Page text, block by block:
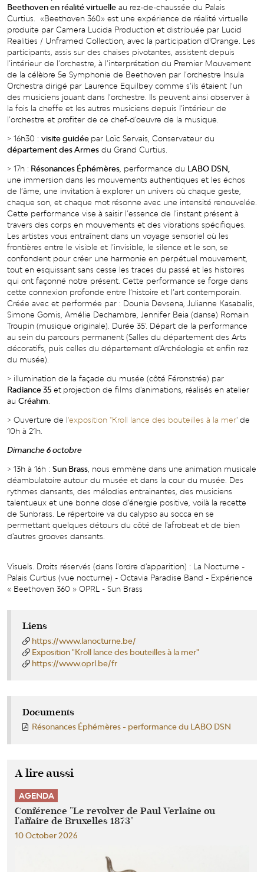
Beethoven en réalité virtuelle au rez-de-chaussée du Palais
Curtius. «Beethoven 360» est une expérience de réalité virtuelle
produite par Camera Lucida Production et distribuée par Lucid
Realities / Unframed Collection, avec la participation d'Orange. Les
participants, assis sur des chaises pivotantes, assistent depuis
l’intérieur de l’orchestre, à l’interprétation du Premier Mouvement
de la célèbre 5e Symphonie de Beethoven par l’orchestre Insula
Orchestra dirigé par Laurence Equilbey comme s’ils étaient l’un
des musiciens jouant dans l’orchestre. Ils peuvent ainsi observer à
la fois la cheffe et les autres musiciens depuis l’intérieur de
l’orchestre et profiter de ce chef-d'oeuvre de la musique.
> 16h30 : visite guidée par Loïc Servais, Conservateur du
département des Armes du Grand Curtius.
> 17h : Résonances Éphémères , performance du LABO DSN,
une immersion dans les mouvements authentiques et les échos
de l’âme, une invitation à explorer un univers où chaque geste,
chaque son, et chaque mot résonne avec une intensité renouvelée.
Cette performance vise à saisir l’essence de l’instant présent à
travers des corps en mouvements et des vibrations spécifiques.
Les artistes vous entraînent dans un voyage sensoriel où les
frontières entre le visible et l’invisible, le silence et le son, se
confondent pour créer une harmonie en perpétuel mouvement,
tout en esquissant sans cesse les traces du passé et les histoires
qui ont façonné notre présent. Cette performance se forge dans
cette connexion profonde entre l’histoire et l’art contemporain.
Créée avec et performée par : Dounia Devsena, Julianne Kasabalis,
Simone Gomis, Amélie Dechambre, Jennifer Beia (danse) Romain
Troupin (musique originale). Durée 35'. Départ de la performance
au sein du parcours permanent (Salles du département des Arts
décoratifs, puis celles du département d'Archéologie et enfin rez
du musée).
> illumination de la façade du musée (côté Féronstrée) par
Radiance 35 et projection de films d'animations, réalisés en atelier
au Créahm
> Ouverture de l'exposition "Kroll lance des bouteilles à la mer' de
10h à 21h.
Dimanche 6 octobre
> 13h à 16h : Sun Brass , nous emmène dans une animation musicale
déambulatoire autour du musée et dans la cour du musée. Des
rythmes dansants, des mélodies entrainantes, des musiciens
talentueux et une bonne dose d'énergie positive, voilà la recette
de Sunbrass. Le répertoire va du calypso au socca en se
permettant quelques détours du côté de l'afrobeat et de bien
d'autres grooves dansants.
Visuels. Droits réservés (dans l'ordre d'apparition) : La Nocturne -
Palais Curtius (vue nocturne) - Octavia Paradise Band - Expérience
« Beethoven 360 » OPRL - Sun Brass
Liens
https://www.lanocturne.be/
Exposition "Kroll lance des bouteilles à la mer"
https://www.oprl.be/fr
Documents
Résonances Éphémères - performance du LABO DSN
A lire aussi
AGENDA
Conférence "Le revolver de Paul Verlaine ou
l'affaire de Bruxelles 1873"
10 October 2026